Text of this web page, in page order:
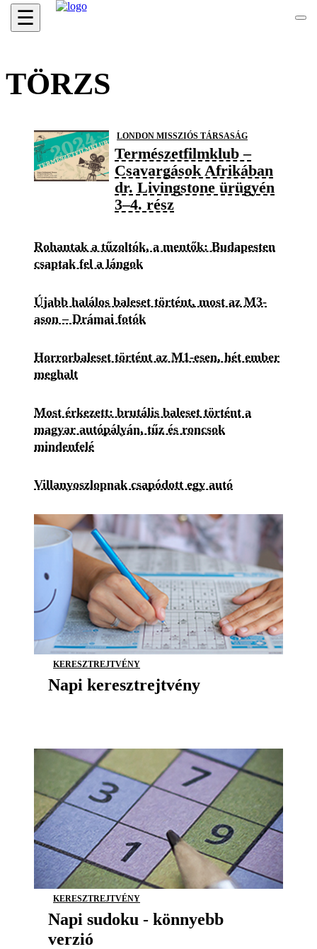
☰
TÖRZS
LONDON MISSZIÓS TÁRSASÁG
Természetfilmklub –
Csavargások Afrikában
dr. Livingstone ürügyén
3–4. rész
Rohantak a tűzoltók, a mentők: Budapesten
csaptak fel a lángok
Újabb halálos baleset történt, most az M3-
ason – Drámai fotók
Horrorbaleset történt az M1-esen, hét ember
meghalt
Most érkezett: brutális baleset történt a
magyar autópályán, tűz és roncsok
mindenfelé
Villanyoszlopnak csapódott egy autó
KERESZTREJTVÉNY
Napi keresztrejtvény
KERESZTREJTVÉNY
Napi sudoku - könnyebb
verzió